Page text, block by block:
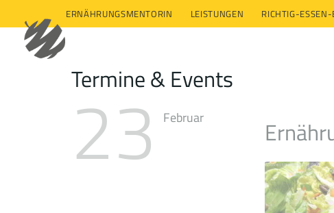
ERNÄHRUNGSMENTORIN LEISTUNGEN RICHTIG-ESSEN-
Termine & Events
23 Februar